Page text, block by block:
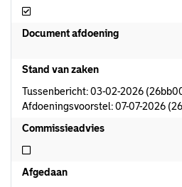
Afdoeningsvoorstel aanwezig
Document afdoening
Stand van zaken
Tussenbericht: 03-02-2026
Afdoeningsvoorstel: 07-07-2026
Commissieadvies
Niet commissieadvies
Afgedaan